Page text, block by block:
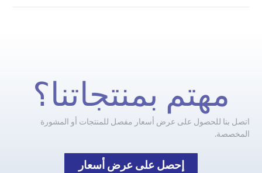
مهتم بمنتجاتنا؟
اتصل بنا للحصول على عرض أسعار مفصل للمنتجات أو المشورة
المخصصة.
إحصل على عرض أسعار